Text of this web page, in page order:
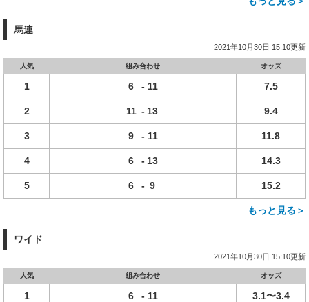
馬連
2021年10月30日 15:10更新
人気 組み合わせ オッズ
1 6 - 11 7.5
2 11 - 13 9.4
3 9 - 11 11.8
4 6 - 13 14.3
5 6 - 9 15.2
もっと見る＞
ワイド
2021年10月30日 15:10更新
人気 組み合わせ オッズ
1 6 - 11 3.1〜3.4